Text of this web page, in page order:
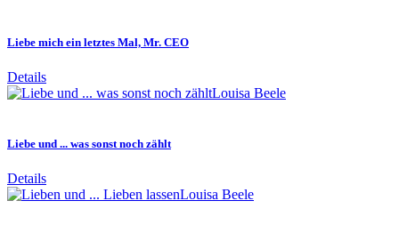
Liebe mich ein letztes Mal, Mr. CEO
Details
Louisa Beele
Liebe und ... was sonst noch zählt
Details
Louisa Beele